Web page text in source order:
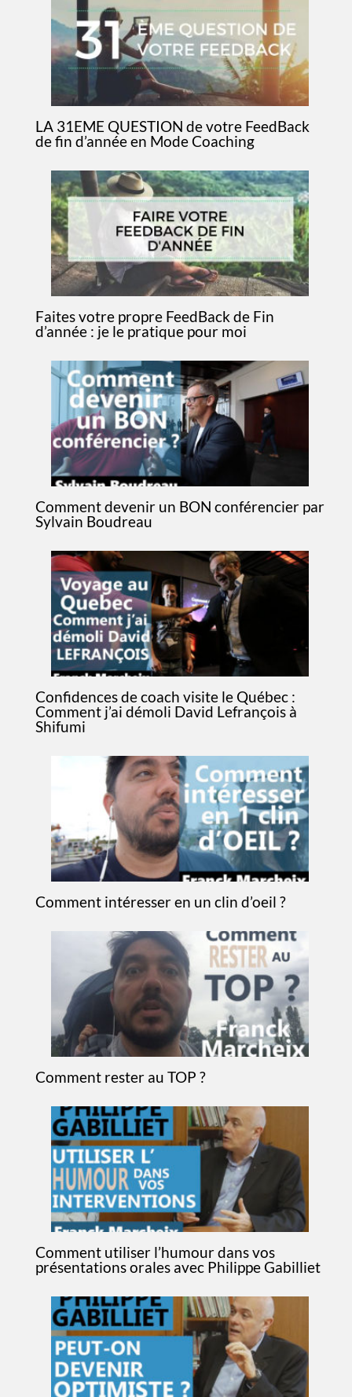
LA 31EME QUESTION de votre FeedBack
de fin d’année en Mode Coaching
Faites votre propre FeedBack de Fin
d’année : je le pratique pour moi
Comment devenir un BON conférencier par
Sylvain Boudreau
Confidences de coach visite le Québec :
Comment j’ai démoli David Lefrançois à
Shifumi
Comment intéresser en un clin d’oeil ?
Comment rester au TOP ?
Comment utiliser l’humour dans vos
présentations orales avec Philippe Gabilliet